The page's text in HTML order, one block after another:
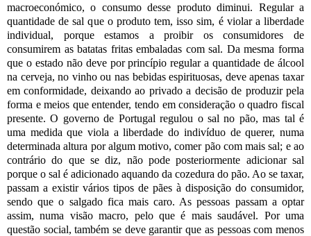
macroeconómico, o consumo desse produto diminui. Regular a
quantidade de sal que o produto tem, isso sim, é violar a liberdade
individual, porque estamos a proibir os consumidores de
consumirem as batatas fritas embaladas com sal. Da mesma forma
que o estado não deve por princípio regular a quantidade de álcool
na cerveja, no vinho ou nas bebidas espirituosas, deve apenas taxar
em conformidade, deixando ao privado a decisão de produzir pela
forma e meios que entender, tendo em consideração o quadro fiscal
presente. O governo de Portugal regulou o sal no pão, mas tal é
uma medida que viola a liberdade do indivíduo de querer, numa
determinada altura por algum motivo, comer pão com mais sal; e ao
contrário do que se diz, não pode posteriormente adicionar sal
porque o sal é adicionado aquando da cozedura do pão. Ao se taxar,
passam a existir vários tipos de pães à disposição do consumidor,
sendo que o salgado fica mais caro. As pessoas passam a optar
assim, numa visão macro, pelo que é mais saudável. Por uma
questão social, também se deve garantir que as pessoas com menos